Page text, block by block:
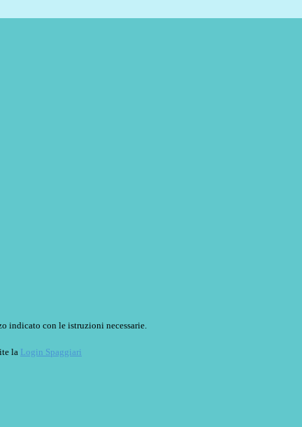
indicato con le istruzioni necessarie.
la Login Spaggiari